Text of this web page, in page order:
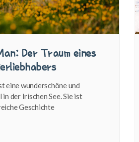
Der Traum eines
eine wunderschöne und
der Irischen See. Sie ist
Geschichte